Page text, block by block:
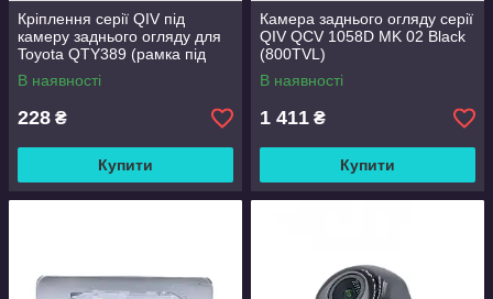
Кріплення серії QIV під
камеру заднього огляду для
Toyota QTY389 (рамка під
плафон)
В наявності
228 ₴
Купити
Камера заднього огляду серії
QIV QCV 1058D MK 02 Black
(800TVL)
В наявності
1 411 ₴
Купити